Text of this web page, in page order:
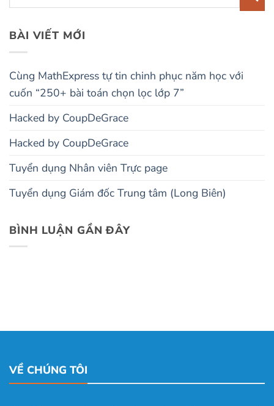
BÀI VIẾT MỚI
Cùng MathExpress tự tin chinh phục năm học với
cuốn “250+ bài toán chọn lọc lớp 7”
Hacked by CoupDeGrace
Hacked by CoupDeGrace
Tuyển dụng Nhân viên Trực page
Tuyển dụng Giám đốc Trung tâm (Long Biên)
BÌNH LUẬN GẦN ĐÂY
VỀ CHÚNG TÔI